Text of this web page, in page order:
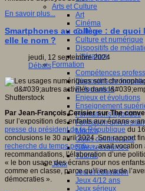
Arts et Culture
Art
Cinéma
Culture
Culture et numérique
Dispositifs de
Littérature
Formation
Compétences
Dispositifs de
E- formation
Enjeux et évolutions
Enseignement
Formations hybrides
Formation
Mooc’s
Outils collaboratifs
Sites ressources
Tutorat
Jeux
Jeu et éducation
Jeux 4/12 ans
Jeux sérieux
En savoir plus...
Smartphones au collège : de quoi
elle le nom ?
jeudi, 12 septembre 2024
Débats
Par Jean-François Cerisier sur The
sur l’exposition des enfants aux écrans »
presse du président de la République du
conclusions le 30 avril 2024. Son rapport
recherche du temps perdu », avait vocation
recommandations, l’élaboration d’une
« le bon usage des écrans pour nos
comme en classe, parce qu’il en va de
démocraties ».